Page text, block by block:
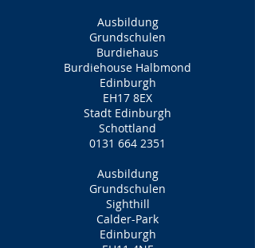
Ausbildung
Grundschulen
Burdiehaus
Burdiehouse Halbmond
Edinburgh
EH17 8EX
Stadt Edinburgh
Schottland
0131 664 2351
Ausbildung
Grundschulen
Sighthill
Calder-Park
Edinburgh